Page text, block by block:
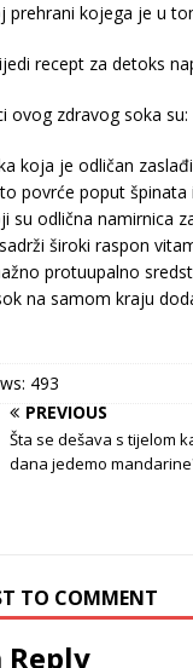
prehrani kojega je u
recept za detoks
ovog zdravog soka su:
koja je odličan
povrće poput
su odlična namirnica
široki raspon
protuupalno
na samom kraju
493
PREVIOUS
Šta se dešava s tijelom
dana jedemo
TO COMMENT
Reply